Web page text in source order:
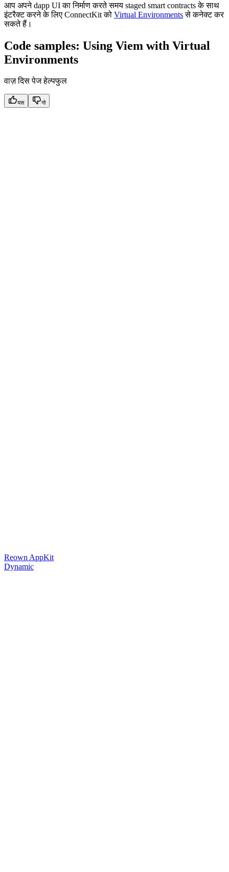
आप अपने dapp UI का निर्माण करते समय staged smart contracts के साथ
इंटरैक्ट करने के लिए ConnectKit को Virtual Environmentsसे कनेक्ट कर
सकते हैं।
Code samples: Using Viem with Virtual
Environments
वाज़ दिस पेज हेल्पफुल
यस नो
Reown AppKit
Dynamic